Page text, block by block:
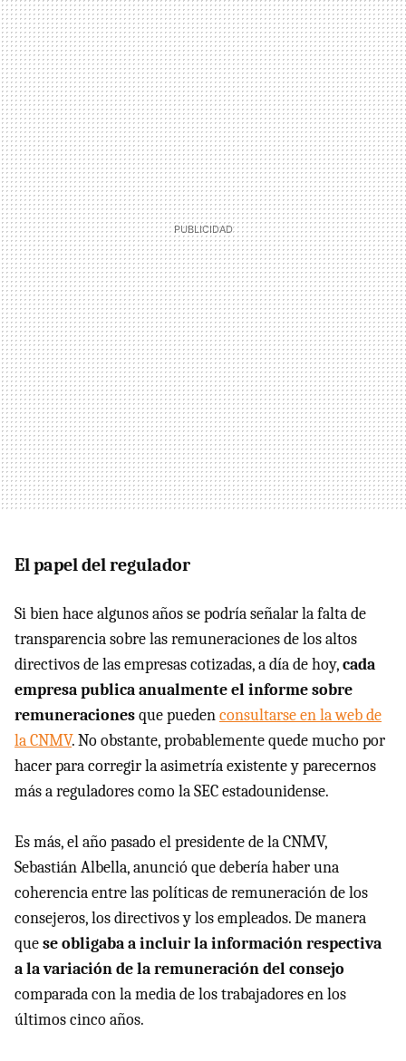
El papel del regulador
Si bien hace algunos años se podría señalar la falta de
transparencia sobre las remuneraciones de los altos
directivos de las empresas cotizadas, a día de hoy,cada
empresa publica anualmente el informe sobre
remuneracionesque puedenconsultarse en la web de
la CNMV. No obstante, probablemente quede mucho por
hacer para corregir la asimetría existente y parecernos
más a reguladores como la SEC estadounidense.
Es más, el año pasado el presidente de la CNMV,
Sebastián Albella, anunció que debería haber una
coherencia entre las políticas de remuneración de los
consejeros, los directivos y los empleados. De manera
quese obligaba a incluir la información respectiva
a la variación de la remuneración del consejo
comparada con la media de los trabajadores en los
últimos cinco años.